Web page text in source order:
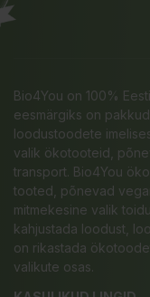
Bio4You on 100%
eesmärgiks on
loodustoodete
valik ökotooteid,
transport. Bio4You
tooted, põnevad
mitmekesine valik
kahjustada loodust,
on rikastada
valikute osas.